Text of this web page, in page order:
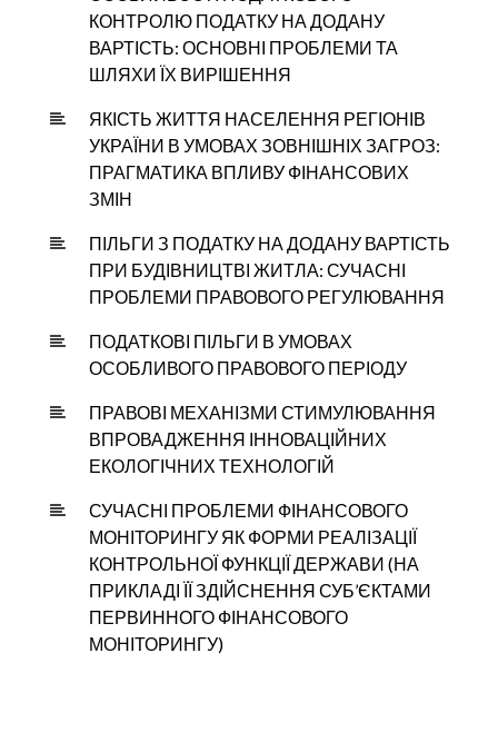
КОНТРОЛЮ ПОДАТКУ НА ДОДАНУ
ВАРТІСТЬ: ОСНОВНІ ПРОБЛЕМИ ТА
ШЛЯХИ ЇХ ВИРІШЕННЯ
ЯКІСТЬ ЖИТТЯ НАСЕЛЕННЯ РЕГІОНІВ
УКРАЇНИ В УМОВАХ ЗОВНІШНІХ ЗАГРОЗ:
ПРАГМАТИКА ВПЛИВУ ФІНАНСОВИХ
ЗМІН
ПІЛЬГИ З ПОДАТКУ НА ДОДАНУ ВАРТІСТЬ
ПРИ БУДІВНИЦТВІ ЖИТЛА: СУЧАСНІ
ПРОБЛЕМИ ПРАВОВОГО РЕГУЛЮВАННЯ
ПОДАТКОВІ ПІЛЬГИ В УМОВАХ
ОСОБЛИВОГО ПРАВОВОГО ПЕРІОДУ
ПРАВОВІ МЕХАНІЗМИ СТИМУЛЮВАННЯ
ВПРОВАДЖЕННЯ ІННОВАЦІЙНИХ
ЕКОЛОГІЧНИХ ТЕХНОЛОГІЙ
СУЧАСНІ ПРОБЛЕМИ ФІНАНСОВОГО
МОНІТОРИНГУ ЯК ФОРМИ РЕАЛІЗАЦІЇ
КОНТРОЛЬНОЇ ФУНКЦІЇ ДЕРЖАВИ (НА
ПРИКЛАДІ ЇЇ ЗДІЙСНЕННЯ СУБ’ЄКТАМИ
ПЕРВИННОГО ФІНАНСОВОГО
МОНІТОРИНГУ)